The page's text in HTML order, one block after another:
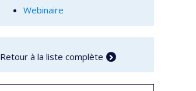
Webinaire
Retour à la liste complète